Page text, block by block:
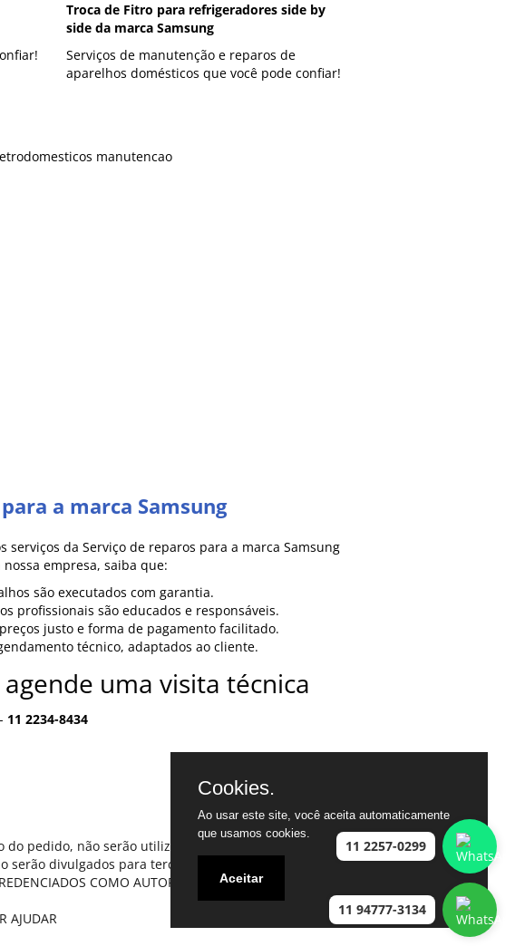
Troca de Fitro para refrigeradores side by
side da marca Samsung
Serviços de manutenção e reparos de
aparelhos domésticos que você pode confiar!
a marca Samsung
serviços da Serviço de reparos para a marca Samsung
nossa empresa, saiba que:
são executados com garantia.
profissionais são educados e responsáveis.
justo e forma de pagamento facilitado.
técnico, adaptados ao cliente.
agende uma visita técnica
- 11 2234-8434
pedido, não serão utilizados para outros fins que
divulgados para terceiros em hipótese alguma.
COMO AUTORIZADOS DA MARCA
AJUDAR
11 2257-0299
11 94777-3134
Cookies.
Ao usar este site, você aceita automaticamente
que usamos cookies.
Aceitar